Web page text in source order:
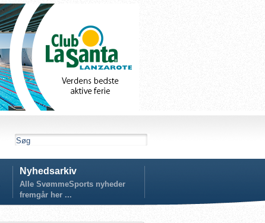
Nyhedsarkiv
Alle SvømmeSports nyheder
fremgår her ...